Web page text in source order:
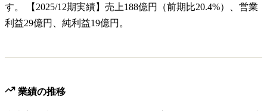
す。 【2025/12期実績】売上188億円（前期比20.4%）、営業
利益29億円、純利益19億円。
業績の推移